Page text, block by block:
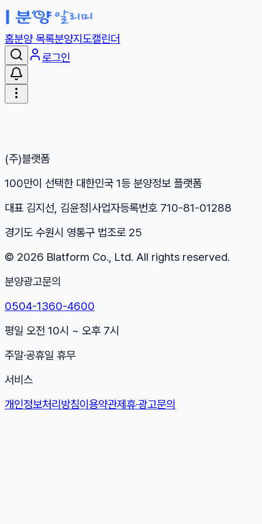
홈분양 목록분양지도캘린더
로그인
(주)블랫폼
100만이 선택한 대한민국 1등 분양정보 플랫폼
대표 김지선, 김윤정 사업자등록번호 710-81-01288
경기도 수원시 영통구 법조로 25
© 2026 Blatform Co., Ltd. All rights reserved.
분양광고문의
0504-1360-4600
평일 오전 10시 ~ 오후 7시
주말·공휴일 휴무
서비스
개인정보처리방침이용약관제휴·광고문의